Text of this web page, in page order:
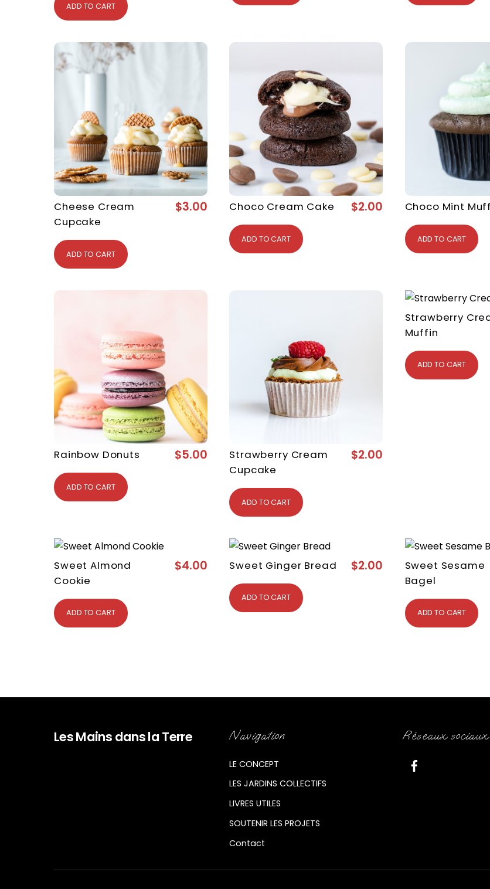
ADD TO CART
Cheese Cream
Cupcake
$3.00
ADD TO CART
Choco Cream Cake $2.00
ADD TO CART
Choco Mint
ADD TO CART
Rainbow Donuts $5.00
ADD TO CART
Strawberry Cream
Cupcake
$2.00
ADD TO CART
Strawberry
Muffin
ADD TO CART
Sweet Almond
Cookie
$4.00
ADD TO CART
Sweet Ginger Bread $2.00
ADD TO CART
Sweet Sesame
Bagel
ADD TO CART
Les Mains dans la Terre Navigation
LE CONCEPT
LES JARDINS COLLECTIFS
LIVRES UTILES
SOUTENIR LES PROJETS
Contact
Réseaux sociaux